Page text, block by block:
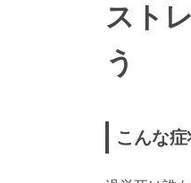
スト
う
こんな